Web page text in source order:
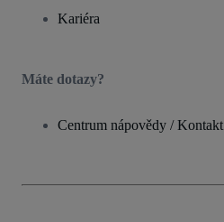
Kariéra
Máte dotazy?
Centrum nápovědy / Kontakt